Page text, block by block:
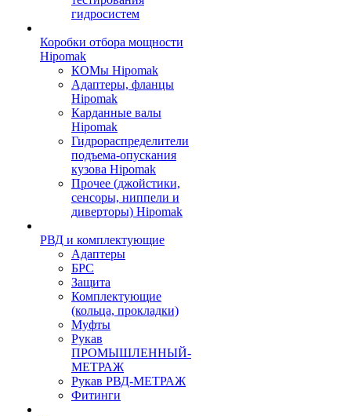
гидросистем
Коробки отбора мощности
Hipomak
КОМы Hipomak
Адаптеры, фланцы
Hipomak
Карданные валы
Hipomak
Гидрораспределители
подъема-опускания
кузова Hipomak
Прочее (джойстики,
сенсоры, ниппели и
диверторы) Hipomak
РВД и комплектующие
Адаптеры
БРС
Защита
Комплектующие
(кольца, прокладки)
Муфты
Рукав
ПРОМЫШЛЕННЫЙ-
МЕТРАЖ
Рукав РВД-МЕТРАЖ
Фитинги